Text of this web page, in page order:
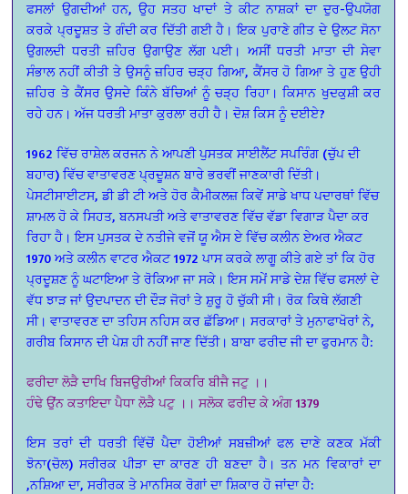
ਫਸਲਾਂ ਉਗਦੀਆਂ ਹਨ, ਉਹ ਸਤਹ ਖਾਦਾਂ ਤੇ ਕੀਟ ਨਾਸ਼ਕਾਂ ਦਾ ਦੁਰ-ਉਪਯੋਗ
ਕਰਕੇ ਪ੍ਰਦੂਸ਼ਤ ਤੇ ਗੰਦੀ ਕਰ ਦਿੱਤੀ ਗਈ ਹੈ। ਇਕ ਪੁਰਾਣੇ ਗੀਤ ਦੇ ਉਲਟ ਸੋਨਾ
ਉਗਲਦੀ ਧਰਤੀ ਜ਼ਹਿਰ ਉਗਾਉਣ ਲੱਗ ਪਈ। ਅਸੀਂ ਧਰਤੀ ਮਾਤਾ ਦੀ ਸੇਵਾ
ਸੰਭਾਲ ਨਹੀਂ ਕੀਤੀ ਤੇ ਉਸਨੂੰ ਜ਼ਹਿਰ ਚੜ੍ਹ ਗਿਆ, ਕੈਂਸਰ ਹੋ ਗਿਆ ਤੇ ਹੁਣ ਉਹੀ
ਜ਼ਹਿਰ ਤੇ ਕੈਂਸਰ ਉਸਦੇ ਕਿੰਨੇ ਬੱਚਿਆਂ ਨੂੰ ਚੜ੍ਹ ਰਿਹਾ। ਕਿਸਾਨ ਖੁਦਕੁਸ਼ੀ ਕਰ
ਰਹੇ ਹਨ। ਅੱਜ ਧਰਤੀ ਮਾਤਾ ਕੁਰਲਾ ਰਹੀ ਹੈ। ਦੋਸ਼ ਕਿਸ ਨੂੰ ਦਈਏ?
1962 ਵਿੱਚ ਰਾਸ਼ੇਲ ਕਰਜਨ ਨੇ ਆਪਣੀ ਪੁਸਤਕ ਸਾਈਲੈਂਟ ਸਪਰਿੰਗ (ਚੁੱਪ ਦੀ
ਬਹਾਰ) ਵਿੱਚ ਵਾਤਾਵਰਣ ਪ੍ਰਦੂਸ਼ਨ ਬਾਰੇ ਭਰਵੀਂ ਜਾਣਕਾਰੀ ਦਿੱਤੀ।
ਪੇਸਟੀਸਾਈਟਸ, ਡੀ ਡੀ ਟੀ ਅਤੇ ਹੋਰ ਕੈਮੀਕਲਜ਼ ਕਿਵੇਂ ਸਾਡੇ ਖਾਧ ਪਦਾਰਥਾਂ ਵਿੱਚ
ਸ਼ਾਮਲ ਹੋ ਕੇ ਸਿਹਤ, ਬਨਸਪਤੀ ਅਤੇ ਵਾਤਾਵਰਣ ਵਿੱਚ ਵੱਡਾ ਵਿਗਾੜ ਪੈਦਾ ਕਰ
ਰਿਹਾ ਹੈ। ਇਸ ਪੁਸਤਕ ਦੇ ਨਤੀਜੇ ਵਜੋਂ ਯੂ ਐਸ ਏ ਵਿੱਚ ਕਲੀਨ ਏਅਰ ਐਕਟ
1970 ਅਤੇ ਕਲੀਨ ਵਾਟਰ ਐਕਟ 1972 ਪਾਸ ਕਰਕੇ ਲਾਗੂ ਕੀਤੇ ਗਏ ਤਾਂ ਕਿ ਹੋਰ
ਪ੍ਰਦੂਸ਼ਣ ਨੂੰ ਘਟਾਇਆ ਤੇ ਰੋਕਿਆ ਜਾ ਸਕੇ। ਇਸ ਸਮੇਂ ਸਾਡੇ ਦੇਸ਼ ਵਿੱਚ ਫਸਲਾਂ ਦੇ
ਵੱਧ ਝਾੜ ਜਾਂ ਉਦਪਾਦਨ ਦੀ ਦੌੜ ਜੋਰਾਂ ਤੇ ਸ਼ੁਰੂ ਹੋ ਚੁੱਕੀ ਸੀ। ਰੋਕ ਕਿਥੇ ਲੱਗਣੀ
ਸੀ। ਵਾਤਾਵਰਣ ਦਾ ਤਹਿਸ ਨਹਿਸ ਕਰ ਛੱਡਿਆ। ਸਰਕਾਰਾਂ ਤੇ ਮੁਨਾਫਾਖੋਰਾਂ ਨੇ,
ਗਰੀਬ ਕਿਸਾਨ ਦੀ ਪੇਸ਼ ਹੀ ਨਹੀਂ ਜਾਣ ਦਿੱਤੀ। ਬਾਬਾ ਫਰੀਦ ਜੀ ਦਾ ਫੁਰਮਾਨ ਹੈ:
ਫਰੀਦਾ ਲੋੜੈ ਦਾਖਿ ਬਿਜਉਰੀਆਂ ਕਿਕਰਿ ਬੀਜੈ ਜਟੁ ।।
ਹੰਢੇ ਉਂਨ ਕਤਾਇਦਾ ਪੈਧਾ ਲੋੜੈ ਪਟੁ ।। ਸਲੋਕ ਫਰੀਦ ਕੇ ਅੰਗ 1379
ਇਸ ਤਰਾਂ ਦੀ ਧਰਤੀ ਵਿੱਚੋਂ ਪੈਦਾ ਹੋਈਆਂ ਸਬਜ਼ੀਆਂ ਫਲ ਦਾਣੇ ਕਣਕ ਮੱਕੀ
ਝੋਨਾ(ਚੋਲ) ਸਰੀਰਕ ਪੀੜਾ ਦਾ ਕਾਰਣ ਹੀ ਬਣਦਾ ਹੈ। ਤਨ ਮਨ ਵਿਕਾਰਾਂ ਦਾ
,ਨਸ਼ਿਆ ਦਾ, ਸਰੀਰਕ ਤੇ ਮਾਨਸਿਕ ਰੋਗਾਂ ਦਾ ਸ਼ਿਕਾਰ ਹੋ ਜਾਂਦਾ ਹੈ: